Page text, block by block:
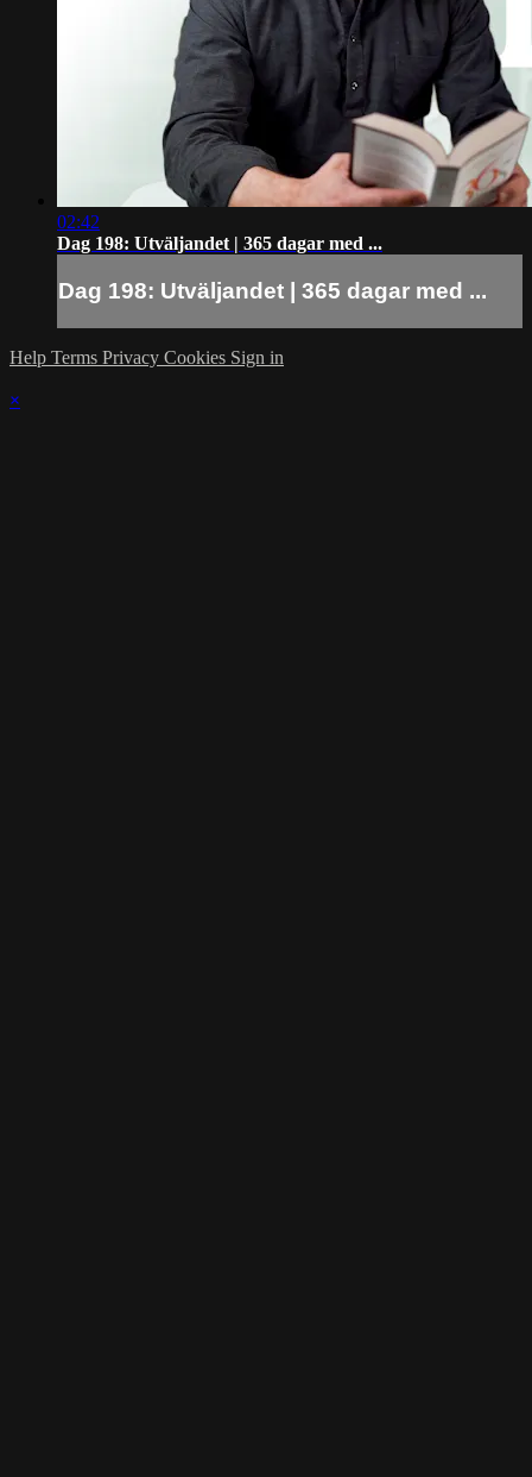
02:42
Dag 198: Utväljandet | 365 dagar med ...
Dag 198: Utväljandet | 365 dagar med ...
Help Terms Privacy Cookies Sign in
×